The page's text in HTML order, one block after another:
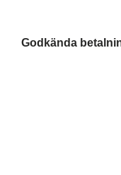
Godkända